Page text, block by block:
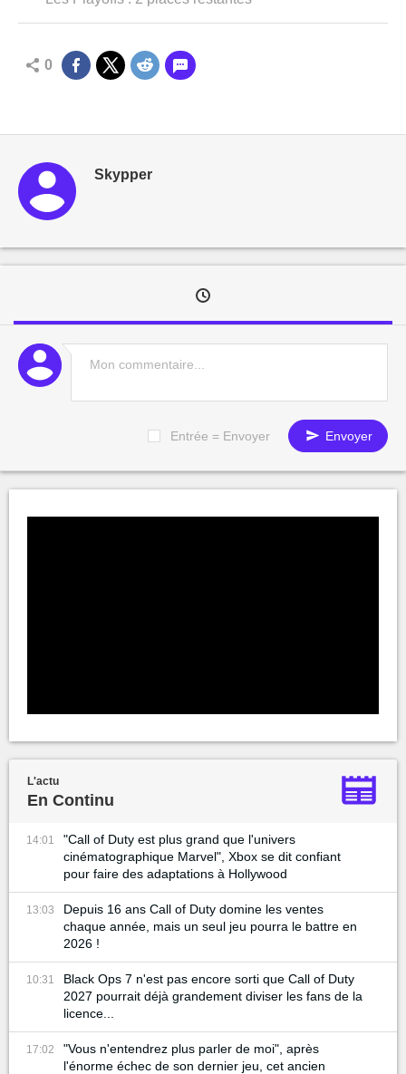
0
Skypper
Entrée = Envoyer Envoyer
L'actu
En Continu
14:01
"Call of Duty est plus grand que l'univers
cinématographique Marvel", Xbox se dit confiant
pour faire des adaptations à Hollywood
13:03
Depuis 16 ans Call of Duty domine les ventes
chaque année, mais un seul jeu pourra le battre en
2026 !
10:31
Black Ops 7 n'est pas encore sorti que Call of Duty
2027 pourrait déjà grandement diviser les fans de la
licence...
17:02
"Vous n'entendrez plus parler de moi", après
l'énorme échec de son dernier jeu, cet ancien